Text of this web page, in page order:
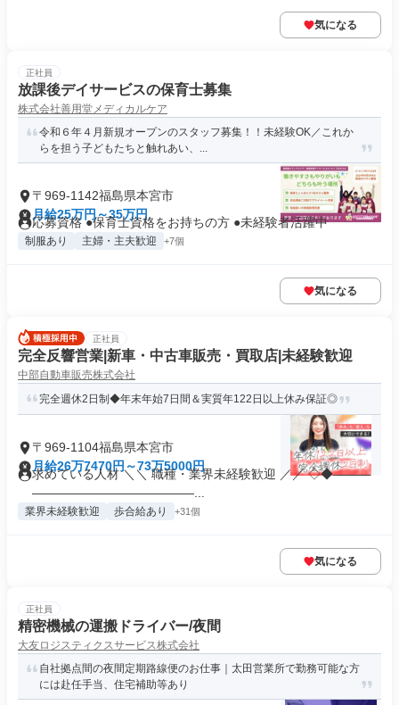
気になる
正社員
放課後デイサービスの保育士募集
株式会社善用堂メディカルケア
令和６年４月新規オープンのスタッフ募集！！未経験OK／これか
らを担う子どもたちと触れあい、...
〒969-1142福島県本宮市
月給25万円～35万円
応募資格 ●保育士資格をお持ちの方 ●未経験者活躍中
制服あり 主婦・主夫歓迎 +7個
気になる
正社員
完全反響営業|新車・中古車販売・買取店|未経験歓迎
中部自動車販売株式会社
完全週休2日制◆年末年始7日間＆実質年122日以上休み保証◎
〒969-1104福島県本宮市
月給26万7470円～73万5000円
求めている人材 ＼＼ 職種・業界未経験歓迎 ／／ ◇◆―――
―――――――――――――...
業界未経験歓迎 歩合給あり +31個
気になる
正社員
精密機械の運搬ドライバー/夜間
大友ロジスティクスサービス株式会社
自社拠点間の夜間定期路線便のお仕事｜太田営業所で勤務可能な方
には赴任手当、住宅補助等あり